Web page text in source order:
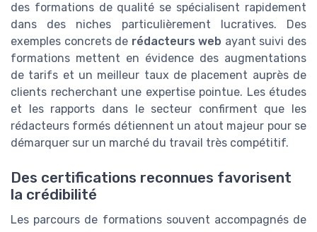
des formations de qualité se spécialisent rapidement
dans des niches particulièrement lucratives. Des
exemples concrets de rédacteurs web ayant suivi des
formations mettent en évidence des augmentations
de tarifs et un meilleur taux de placement auprès de
clients recherchant une expertise pointue. Les études
et les rapports dans le secteur confirment que les
rédacteurs formés détiennent un atout majeur pour se
démarquer sur un marché du travail très compétitif.
Des certifications reconnues favorisent
la crédibilité
Les parcours de formations souvent accompagnés de